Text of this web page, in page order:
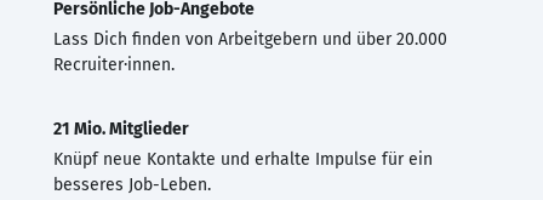
Persönliche Job-Angebote
Lass Dich finden von Arbeitgebern und über 20.000
Recruiter·innen.
21 Mio. Mitglieder
Knüpf neue Kontakte und erhalte Impulse für ein
besseres Job-Leben.